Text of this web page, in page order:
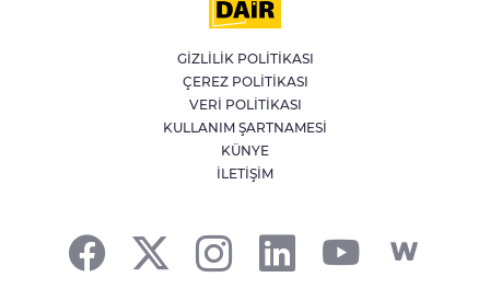
YILDIRIM’DA ÇOCUKLAR SPORLA
BÜYÜYOR
Bursa'da İznik Gölü'ne düşen bir kişi
hayatını kaybetti
İstanbul'da suç örgütüne operasyon: 12
GİZLİLİK POLİTİKASI
ÇEREZ POLİTİKASI
VERİ POLİTİKASI
KULLANIM ŞARTNAMESİ
KÜNYE
İLETİŞİM